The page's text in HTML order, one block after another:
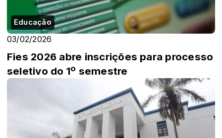
Educação
03/02/2026
Fies 2026 abre inscrições para processo
seletivo do 1º semestre